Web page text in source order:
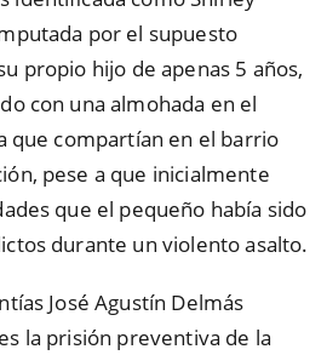
por el supuesto
propio hijo de apenas 5 años,
con una almohada en el
que compartían en el barrio
pese a que inicialmente
que el pequeño había sido
durante un violento asalto.
José Agustín Delmás
la prisión preventiva de la